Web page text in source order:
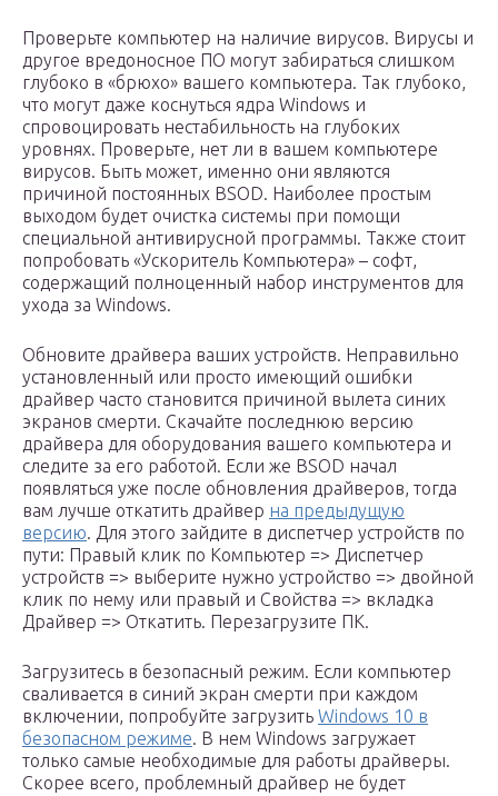
Проверьте компьютер на наличие вирусов. Вирусы и
другое вредоносное ПО могут забираться слишком
глубоко в «брюхо» вашего компьютера. Так глубоко,
что могут даже коснуться ядра Windows и
спровоцировать нестабильность на глубоких
уровнях. Проверьте, нет ли в вашем компьютере
вирусов. Быть может, именно они являются
причиной постоянных BSOD. Наиболее простым
выходом будет очистка системы при помощи
специальной антивирусной программы. Также стоит
попробовать «Ускоритель Компьютера» – софт,
содержащий полноценный набор инструментов для
ухода за Windows.
Обновите драйвера ваших устройств. Неправильно
установленный или просто имеющий ошибки
драйвер часто становится причиной вылета синих
экранов смерти. Скачайте последнюю версию
драйвера для оборудования вашего компьютера и
следите за его работой. Если же BSOD начал
появляться уже после обновления драйверов, тогда
вам лучше откатить драйвер на предыдущую
версию. Для этого зайдите в диспетчер устройств по
пути: Правый клик по Компьютер => Диспетчер
устройств => выберите нужно устройство => двойной
клик по нему или правый и Свойства => вкладка
Драйвер => Откатить. Перезагрузите ПК.
Загрузитесь в безопасный режим. Если компьютер
сваливается в синий экран смерти при каждом
включении, попробуйте загрузить Windows 10 в
безопасном режиме. В нем Windows загружает
только самые необходимые для работы драйверы.
Скорее всего, проблемный драйвер не будет